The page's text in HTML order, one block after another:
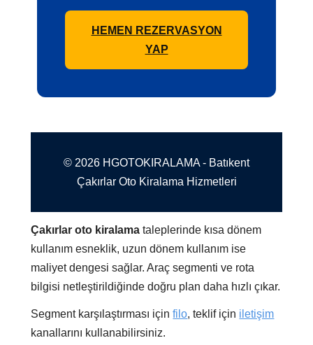
HEMEN REZERVASYON
YAP
© 2026 HGOTOKIRALAMA - Batıkent
Çakırlar Oto Kiralama Hizmetleri
Çakırlar oto kiralama taleplerinde kısa dönem
kullanım esneklik, uzun dönem kullanım ise
maliyet dengesi sağlar. Araç segmenti ve rota
bilgisi netleştirildiğinde doğru plan daha hızlı çıkar.
Segment karşılaştırması içinfilo, teklif için iletişim
kanallarını kullanabilirsiniz.